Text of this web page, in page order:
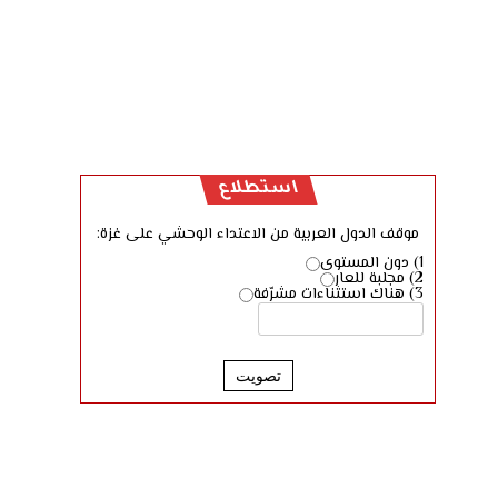
استطلاع
موقف الدول العربية من الاعتداء الوحشي على غزة:
1) دون المستوى
2) مجلبة للعار
3) هناك استثناءات مشرّفة
تصويت